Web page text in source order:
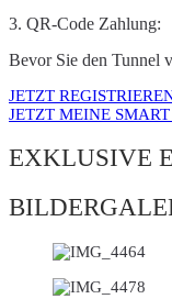
3. QR-Code Zahlung:
Bevor Sie den Tunnel
JETZT
JETZT MEINE
EXKLUSIVE